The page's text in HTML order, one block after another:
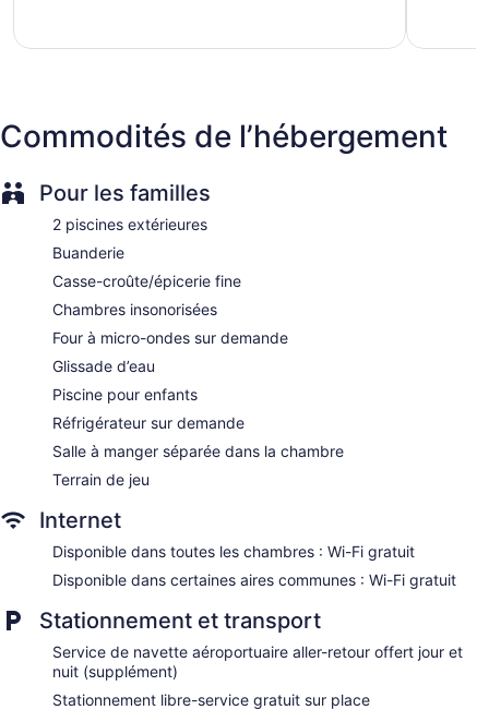
Tour and ticket information
Pool or billiards table
Garden
BBQ grill(s)
Outdoor picnic space
Bellhop
Smoking in designated areas
Coffee shop
Dining venue
Riverview Resort & Conference Center possède 22
climatisées dotées de : coffre-fort et pantoufles. Ces
chambres avec coin cuisine distinct sont agrémentées d'un
ameublement unique. Téléviseur avec chaînes spécialisées
par câble. La salle de bain comprend : douche, bidet et
Cet hôtel à Calamba offre gratuitement un accès à Internet
téléphone et un bureau. Commodités fournies sur demande :
four à micro-ondes, réfrigérateur et séchoir à cheveux.
Hôtel propose des services de spa pour permettre à ses
clients de se faire dorloter. Les services proposés incluent
des massages. Le spa est ouvert tous les jours.
Commodités de l’hébergement
Pour les familles
2 piscines extérieures
Buanderie
Casse-croûte/épicerie fine
Chambres insonorisées
Four à micro-ondes sur demande
Glissade d’eau
Piscine pour enfants
Réfrigérateur sur demande
Salle à manger séparée dans la chambre
Terrain de jeu
Internet
Disponible dans toutes les chambres : Wi-Fi gratuit
Disponible dans certaines aires communes : Wi-Fi gratuit
Stationnement et transport
Service de navette aéroportuaire aller-retour offert jour et
nuit (supplément)
Stationnement libre-service gratuit sur place